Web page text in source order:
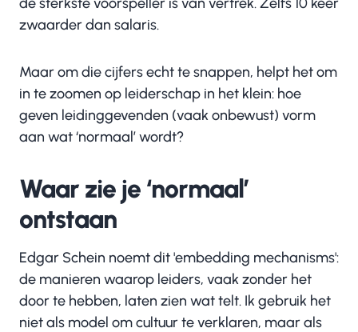
zwaarder dan salaris.
Maar om die cijfers echt te snappen, helpt het om
in te zoomen op leiderschap in het klein: hoe
geven leidinggevenden (vaak onbewust) vorm
aan wat ‘normaal’ wordt?
Waar zie je ‘normaal’
ontstaan
Edgar Schein noemt dit 'embedding mechanisms':
de manieren waarop leiders, vaak zonder het
door te hebben, laten zien wat telt. Ik gebruik het
niet als model om cultuur te verklaren, maar als